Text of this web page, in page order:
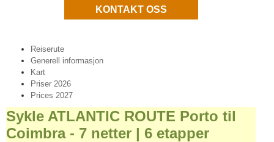
KONTAKT OSS
Reiserute
Generell informasjon
Kart
Priser 2026
Prices 2027
Sykle ATLANTIC ROUTE Porto til
Coimbra - 7 netter | 6 etapper